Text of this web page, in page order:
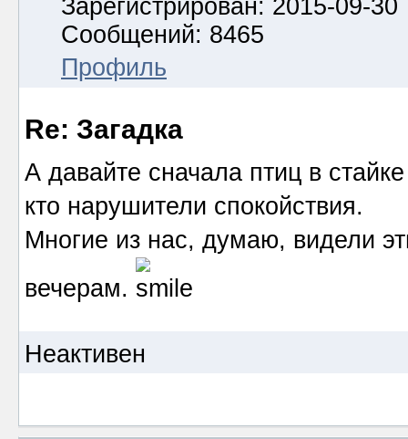
Зарегистрирован: 2015-09-30
Сообщений: 8465
Профиль
Re: Загадка
А давайте сначала птиц в
кто нарушители спокойствия.
Многие из нас, думаю, видели
вечерам.
Неактивен